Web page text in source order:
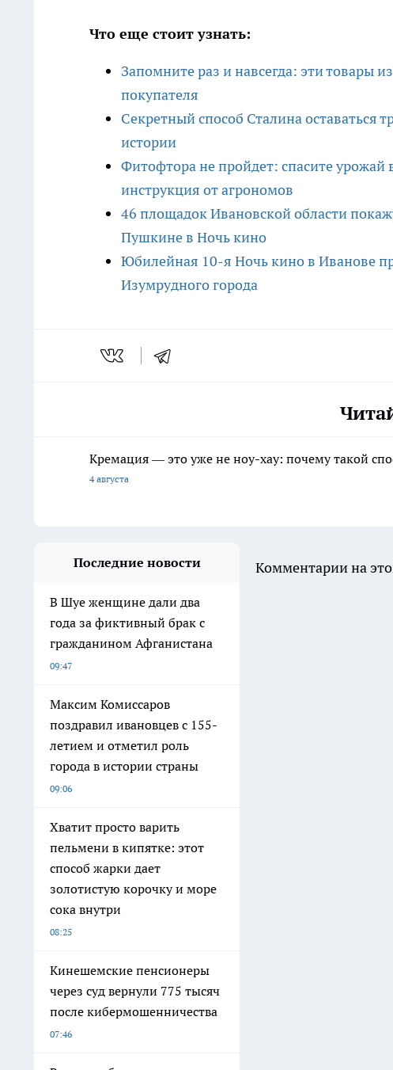
Что еще стоит узнать:
Запомните раз и навсегда: эти товары
покупателя
Секретный способ Сталина оставаться
истории
Фитофтора не пройдет: спасите урожай
инструкция от агрономов
46 площадок Ивановской области
Пушкине в Ночь кино
Юбилейная 10-я Ночь кино в Иванове
Изумрудного города
Кремация — это уже не ноу-хау: почему такой
4 августа
Последние новости
В Шуе женщине дали два
года за фиктивный брак с
гражданином Афганистана
09:47
Максим Комиссаров
поздравил ивановцев с 155-
летием и отметил роль
города в истории страны
09:06
Хватит просто варить
пельмени в кипятке: этот
способ жарки дает
золотистую корочку и море
сока внутри
08:25
Кинешемские пенсионеры
через суд вернули 775 тысяч
после кибермошенничества
07:46
Комментарии на